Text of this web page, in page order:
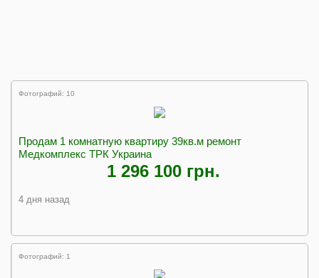
Фотографий: 10
Продам 1 комнатную квартиру 39кв.м ремонт
Медкомплекс ТРК Украина
1 296 100 грн.
4 дня назад
Фотографий: 1